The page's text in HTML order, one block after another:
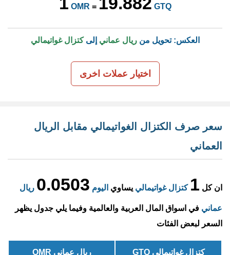
OMR = GTQ
العكس: تحويل منريال عماني إلىكتزال غواتيمالي
اختيار عملات اخرى
سعر صرف الكتزال الغواتيمالي مقابل الريال
العماني
ان كل 1 كتزال غواتيمالي يساوي اليوم 0.0503 ريال
عماني في اسواق المال العربية والعالمية وفيما يلي جدول يظهر
السعر لبعض الفئات
كتزال غواتيمالي GTQ ريال عماني OMR